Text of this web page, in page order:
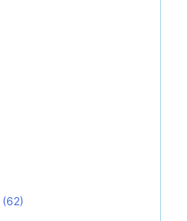
(62)